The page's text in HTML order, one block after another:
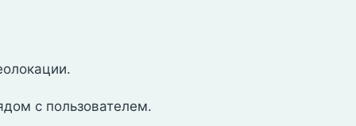
с пользователем.